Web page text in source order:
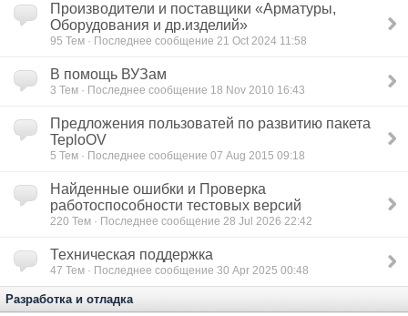
Производители и поставщики «Арматуры,
Оборудования и др.изделий»
95 Тем · Последнее сообщение 21 Oct 2024 11:58
В помощь ВУЗам
3 Тем · Последнее сообщение 18 Nov 2010 16:43
Предложения пользоватей по развитию пакета
TeploOV
5 Тем · Последнее сообщение 07 Aug 2015 09:18
Найденные ошибки и Проверка
работоспособности тестовых версий
220 Тем · Последнее сообщение 28 Jul 2026 22:42
Техническая поддержка
47 Тем · Последнее сообщение 30 Apr 2025 00:48
Разработка и отладка